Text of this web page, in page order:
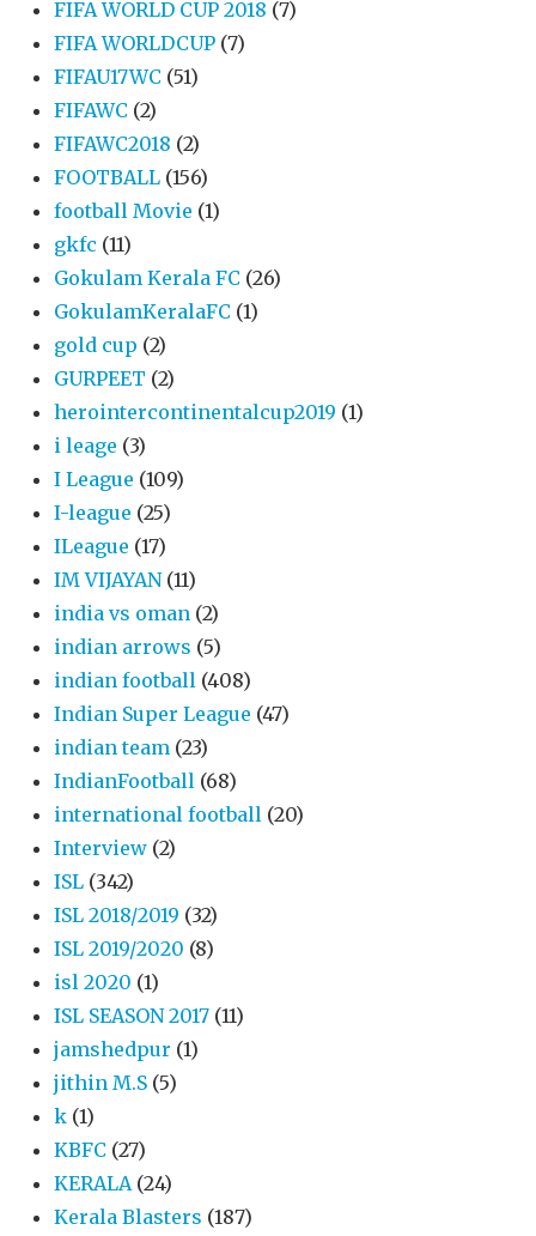
FIFA WORLD CUP 2018 (7)
FIFA WORLDCUP (7)
FIFAU17WC (51)
FIFAWC (2)
FIFAWC2018 (2)
FOOTBALL (156)
football Movie (1)
gkfc (11)
Gokulam Kerala FC (26)
GokulamKeralaFC (1)
gold cup (2)
GURPEET (2)
herointercontinentalcup2019 (1)
i leage (3)
I League (109)
I-league (25)
ILeague (17)
IM VIJAYAN (11)
india vs oman (2)
indian arrows (5)
indian football (408)
Indian Super League (47)
indian team (23)
IndianFootball (68)
international football (20)
Interview (2)
ISL (342)
ISL 2018/2019 (32)
ISL 2019/2020 (8)
isl 2020 (1)
ISL SEASON 2017 (11)
jamshedpur (1)
jithin M.S (5)
k (1)
KBFC (27)
KERALA (24)
Kerala Blasters (187)